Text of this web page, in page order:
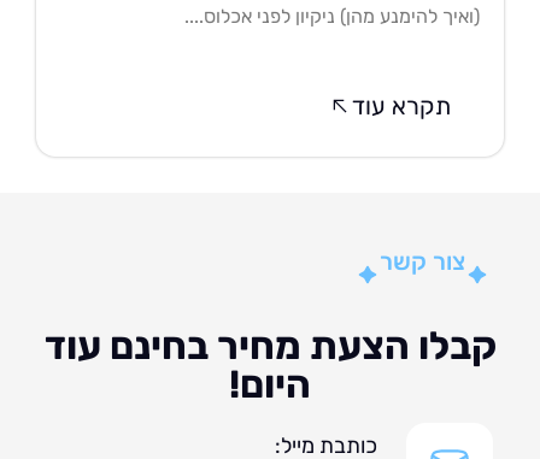
להימנע מהן) ניקיון לפני אכלוס....
תקרא עוד
צור קשר
הצעת מחיר בחינם עוד
היום!
כותבת מייל: